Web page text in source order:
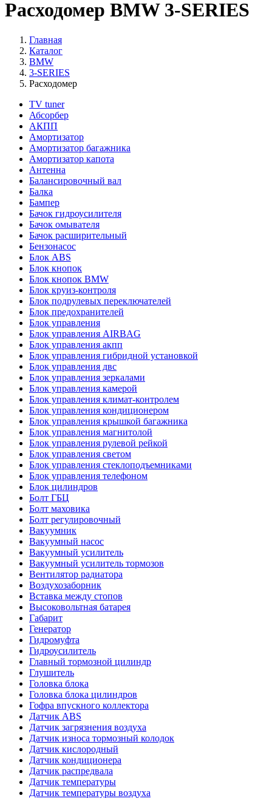
Расходомер BMW 3-SERIES
Главная
Каталог
BMW
3-SERIES
Расходомер
TV tuner
Абсорбер
АКПП
Амортизатор
Амортизатор багажника
Амортизатор капота
Антенна
Балансировочный вал
Балка
Бампер
Бачок гидроусилителя
Бачок омывателя
Бачок расширительный
Бензонасос
Блок ABS
Блок кнопок
Блок кнопок BMW
Блок круиз-контроля
Блок подрулевых переключателей
Блок предохранителей
Блок управления
Блок управления AIRBAG
Блок управления акпп
Блок управления гибридной установкой
Блок управления двс
Блок управления зеркалами
Блок управления камерой
Блок управления климат-контролем
Блок управления кондиционером
Блок управления крышкой багажника
Блок управления магнитолой
Блок управления рулевой рейкой
Блок управления светом
Блок управления стеклоподъемниками
Блок управления телефоном
Блок цилиндров
Болт ГБЦ
Болт маховика
Болт регулировочный
Вакуумник
Вакуумный насос
Вакуумный усилитель
Вакуумный усилитель тормозов
Вентилятор радиатора
Воздухозаборник
Вставка между стопов
Высоковольтная батарея
Габарит
Генератор
Гидромуфта
Гидроусилитель
Главный тормозной цилиндр
Глушитель
Головка блока
Головка блока цилиндров
Гофра впускного коллектора
Датчик ABS
Датчик загрязнения воздуха
Датчик износа тормозный колодок
Датчик кислородный
Датчик кондиционера
Датчик распредвала
Датчик температуры
Датчик температуры воздуха